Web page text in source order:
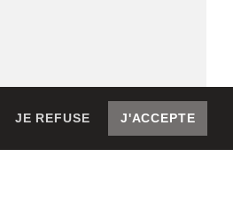
JE REFUSE J'ACCEPTE